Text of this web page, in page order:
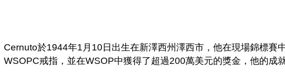
Cernuto於1944年1月10日出生在新澤西州澤西市，他在現場錦標
WSOPC戒指，並在WSOP中獲得了超過200萬美元的獎金，他的成